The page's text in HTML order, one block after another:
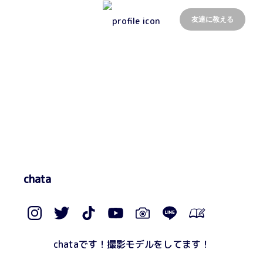
友達に教える
chata
chataです！撮影モデルをしてます！